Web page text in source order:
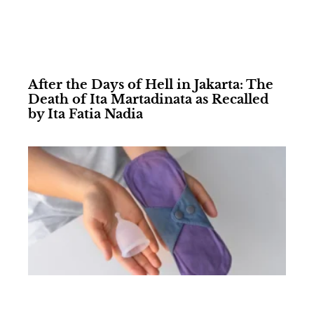
After the Days of Hell in Jakarta: The
Death of Ita Martadinata as Recalled
by Ita Fatia Nadia